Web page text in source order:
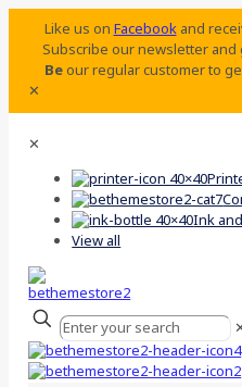
Like us onFacebookand
Subscribe our newsletter
Beour regular customer to
✕
✕
Ink
View all